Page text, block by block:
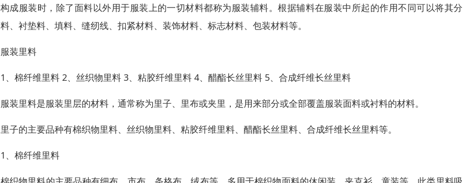
构成服装时，除了面料以外用于服装上的一切材料都称为服装辅料。根据辅料在服装中所起的作用不同可以将其
料、衬垫料、填料、缝纫线、扣紧材料、装饰材料、标志材料、包装材料等。
服装里料
1、棉纤维里料 2、丝织物里料 3、粘胶纤维里料 4、醋酯长丝里料 5、合成纤维长丝里料
服装里料是服装里层的材料，通常称为里子、里布或夹里，是用来部分或全部覆盖服装面料或衬料的材料。
里子的主要品种有棉织物里料、丝织物里料、粘胶纤维里料、醋酯长丝里料、合成纤维长丝里料等。
1、棉纤维里料